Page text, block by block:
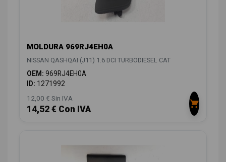
MOLDURA 969RJ4EH0A
NISSAN QASHQAI (J11) 1.6 DCI TURBODIESEL CAT
OEM: 969RJ4EH0A
ID: 1271992
12,00 € Sin IVA
14,52 € Con IVA